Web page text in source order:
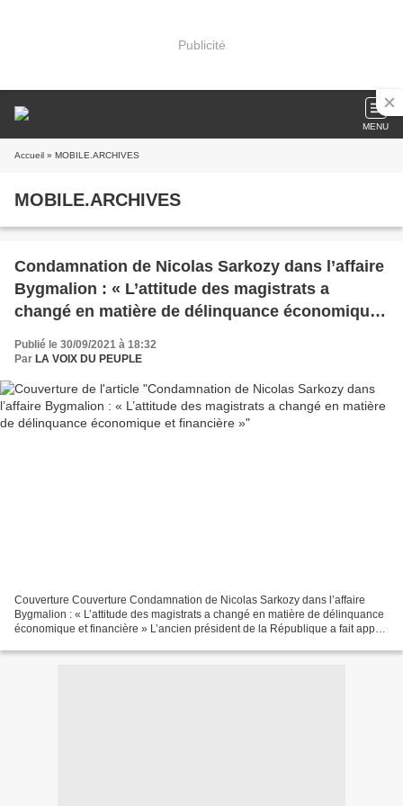
Publicité
MENU
Accueil » MOBILE.ARCHIVES
MOBILE.ARCHIVES
Condamnation de Nicolas Sarkozy dans l’affaire
Bygmalion : « L’attitude des magistrats a
changé en matière de délinquance économique
et financière »
Publié le 30/09/2021 à 18:32
Par LA VOIX DU PEUPLE
Couverture Couverture Condamnation de Nicolas Sarkozy dans l’affaire
Bygmalion : « L’attitude des magistrats a changé en matière de délinquance
économique et financière » L’ancien président de la République a fait appel